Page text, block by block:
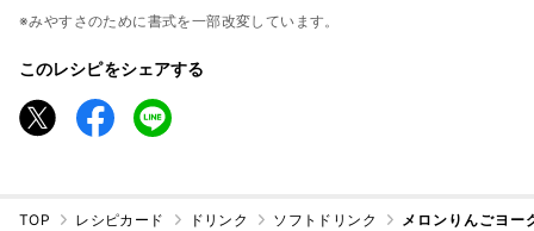
※みやすさのために書式を一部改変しています。
このレシピをシェアする
TOP レシピカード ドリンク ソフトドリンク メロンりんごヨー